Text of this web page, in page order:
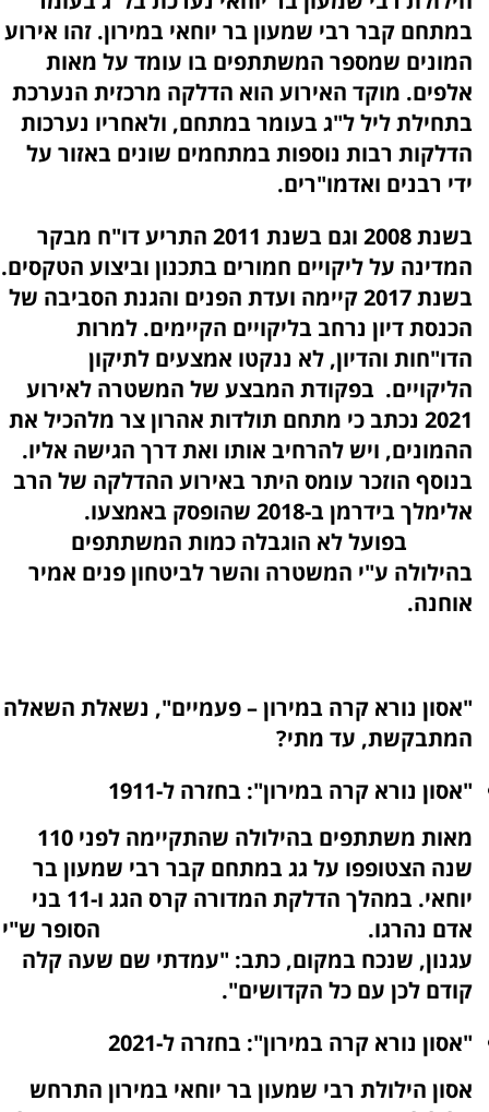
במתחם קבר רבי שמעון בר יוחאי במירון. זהו אירוע
המונים שמספר המשתתפים בו עומד על מאות
אלפים. מוקד האירוע הוא הדלקה מרכזית הנערכת
בתחילת ליל ל"ג בעומר במתחם, ולאחריו נערכות
הדלקות רבות נוספות במתחמים שונים באזור על
ידי רבנים ואדמו"רים.
בשנת 2008 וגם בשנת 2011 התריע דו"ח מבקר
המדינה על ליקויים חמורים בתכנון וביצוע הטקסים.
בשנת 2017 קיימה ועדת הפנים והגנת הסביבה של
הכנסת דיון נרחב בליקויים הקיימים. למרות
הדו"חות והדיון, לא ננקטו אמצעים לתיקון
הליקויים. בפקודת המבצע של המשטרה לאירוע
2021 נכתב כי מתחם תולדות אהרון צר מלהכיל את
ההמונים, ויש להרחיב אותו ואת דרך הגישה אליו.
בנוסף הוזכר עומס היתר באירוע ההדלקה של הרב
אלימלך בידרמן ב-2018 שהופסק באמצעו.
בפועל לא הוגבלה כמות המשתתפים
בהילולה ע"י המשטרה והשר לביטחון פנים אמיר
אוחנה.
"אסון נורא קרה במירון – פעמיים", נשאלת השאלה
המתבקשת, עד מתי?
"אסון נורא קרה במירון": בחזרה ל-1911
מאות משתתפים בהילולה שהתקיימה לפני 110
שנה הצטופפו על גג במתחם קבר רבי שמעון בר
יוחאי. במהלך הדלקת המדורה קרס הגג ו-11 בני
אדם נהרגו. הסופר ש"י
עגנון, שנכח במקום, כתב: "עמדתי שם שעה קלה
קודם לכן עם כל הקדושים".
"אסון נורא קרה במירון": בחזרה ל-2021
אסון הילולת רבי שמעון בר יוחאי במירון התרחש